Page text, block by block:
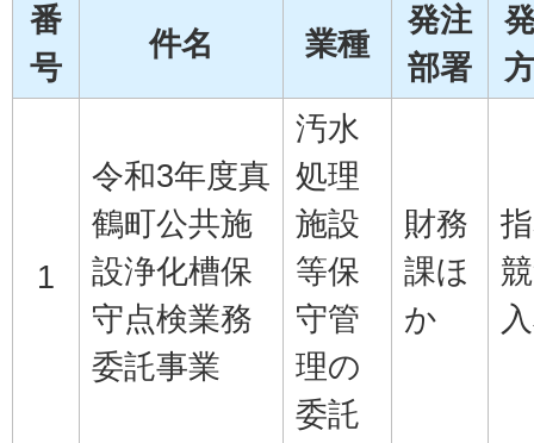
番
号
件名 業種
発注
部署
1
令和3年度真
鶴町公共施
設浄化槽保
守点検業務
委託事業
汚水
処理
施設
等保
守管
理の
委託
財務
課ほ
か